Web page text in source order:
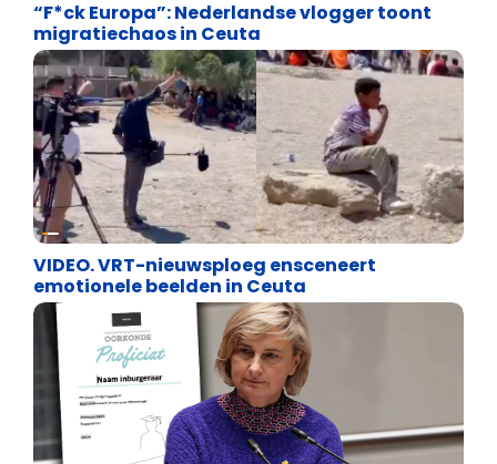
“F*ck Europa”: Nederlandse vlogger toont
migratiechaos in Ceuta
Cultuuroorlog
VIDEO. VRT-nieuwsploeg ensceneert
emotionele beelden in Ceuta